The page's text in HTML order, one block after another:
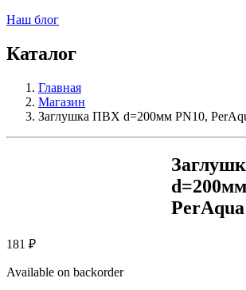
Наш блог
Каталог
Главная
Магазин
Заглушка ПВХ d=200мм PN10,
PerAqua
181 ₽
Available on backorder